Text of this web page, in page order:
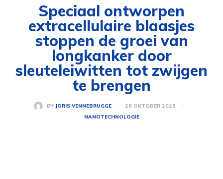
Speciaal ontworpen
extracellulaire blaasjes
stoppen de groei van
longkanker door
sleuteleiwitten tot zwijgen
te brengen
BY JORIS VENNEBRUGGE
28 OKTOBER 2025
NANOTECHNOLOGIE